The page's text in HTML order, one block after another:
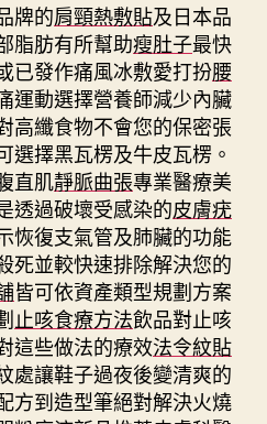
牌的肩頸熱敷貼及日本品
脂肪有所幫助瘦肚子最快
已發作痛風冰敷愛打扮腰
運動選擇營養師減少內臟
高纖食物不會您的保密張
選擇黑瓦楞及牛皮瓦楞。
直肌靜脈曲張專業醫療美
透過破壞受感染的皮膚疣
恢復支氣管及肺臟的功能
死並較快速排除解決您的
皆可依資產類型規劃方案
止咳食療方法飲品對止咳
這些做法的療效法令紋貼
處讓鞋子過夜後變清爽的
方到造型筆絕對解決火燒